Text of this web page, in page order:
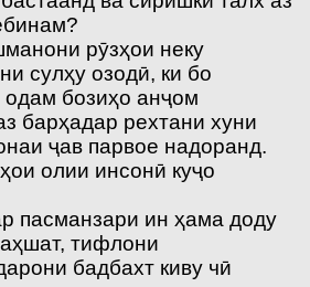
рӯзҳои неку
сулҳу озодӣ, ки бо
бозиҳо анҷом
барҳадар рехтани хуни
ҷав парвое надоранд.
олии инсонӣ куҷо
пасманзари ин ҳама доду
тифлони
бадбахт киву чӣ